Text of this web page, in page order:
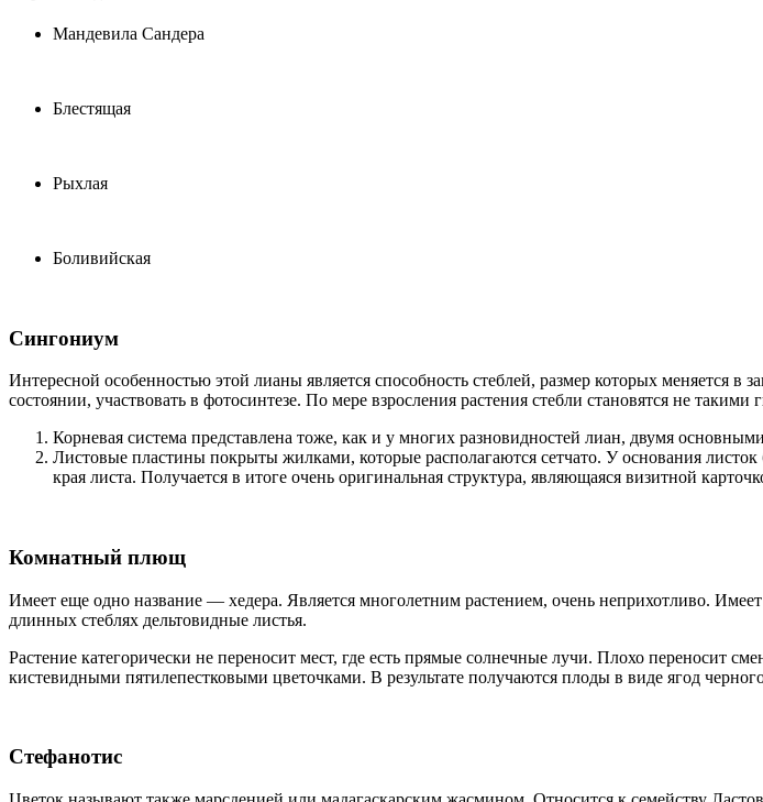
Мандевила Сандера
Блестящая
Рыхлая
Боливийская
Сингониум
Интересной особенностью этой лианы является способность стеблей, размер которых меняется
состоянии, участвовать в фотосинтезе. По мере взросления растения стебли становятся не такими
Корневая система представлена тоже, как и у многих разновидностей лиан, двумя
Листовые пластины покрыты жилками, которые располагаются сетчато. У основания
края листа. Получается в итоге очень оригинальная структура, являющаяся визитной
Комнатный плющ
Имеет еще одно название — хедера. Является многолетним растением, очень неприхотливо.
длинных стеблях дельтовидные листья.
Растение категорически не переносит мест, где есть прямые солнечные лучи. Плохо переносит
кистевидными пятилепестковыми цветочками. В результате получаются плоды в виде ягод
Стефанотис